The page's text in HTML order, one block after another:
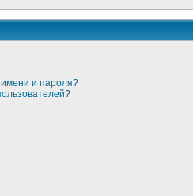
имени и пароля?